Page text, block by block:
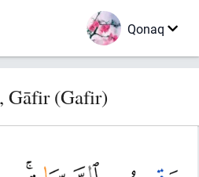
Qonaq
Gāfir (Gafir)